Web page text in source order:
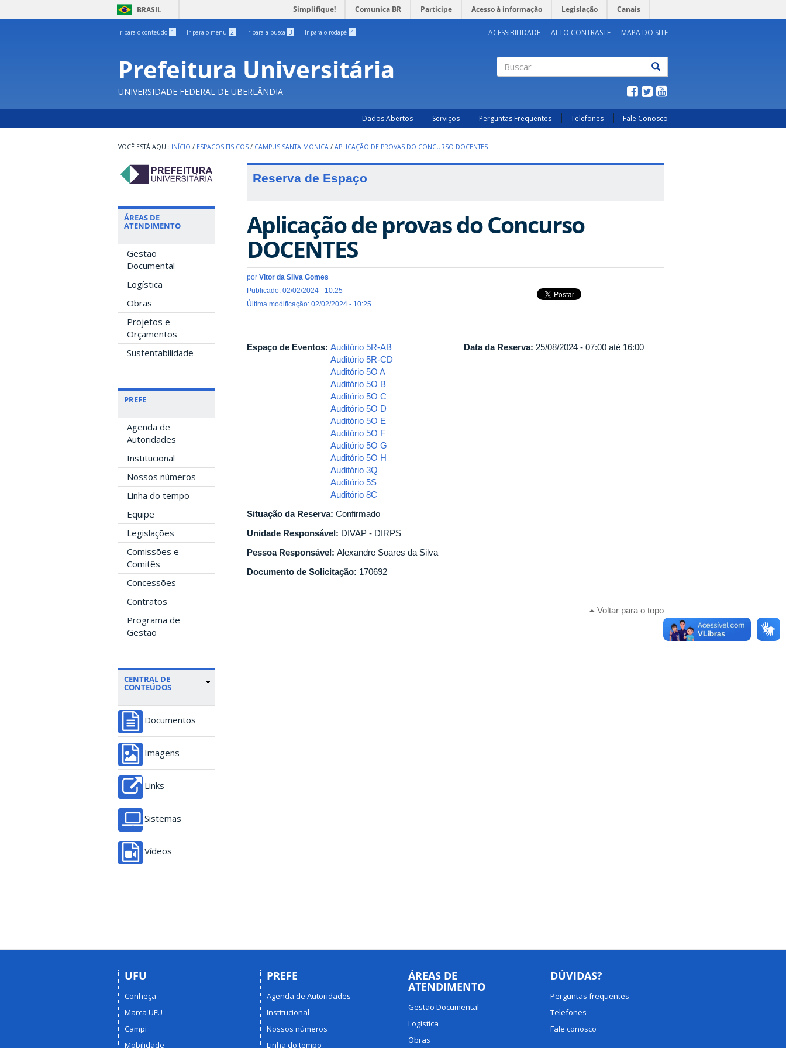
BRASIL Simplifique! Comunica BR Participe Acesso à informação Legislação Canais
Ir para o conteúdo 1 Ir para o menu 2 Ir para a busca 3 Ir para o rodapé 4 ACESSIBILIDADE ALTO CONTRASTE MAPA DO SITE
Prefeitura Universitária
UNIVERSIDADE FEDERAL DE UBERLÂNDIA
Dados Abertos Serviços Perguntas Frequentes Telefones Fale Conosco
INÍCIO / ESPACOS FISICOS / CAMPUS SANTA MONICA / APLICAÇÃO DE PROVAS DO CONCURSO DOCENTES
ÁREAS DE
ATENDIMENTO
Gestão
Documental
Logística
Obras
Projetos e
Orçamentos
Sustentabilidade
PREFE
Agenda de
Autoridades
Institucional
Nossos números
Linha do tempo
Equipe
Legislações
Comissões e
Comitês
Concessões
Contratos
Programa de
Gestão
CENTRAL DE
CONTEÚDOS
Documentos
Imagens
Links
Sistemas
Vídeos
Reserva de Espaço
Aplicação de provas do Concurso
DOCENTES
por Vitor da Silva Gomes
Publicado: 02/02/2024 - 10:25
Última modificação: 02/02/2024 - 10:25
Espaço de Eventos: Auditório 5R-AB
Auditório 5R-CD
Auditório 5O A
Auditório 5O B
Auditório 5O C
Auditório 5O D
Auditório 5O E
Auditório 5O F
Auditório 5O G
Auditório 5O H
Auditório 3Q
Auditório 5S
Auditório 8C
Situação da Reserva: Confirmado
Unidade Responsável: DIVAP - DIRPS
Pessoa Responsável: Alexandre Soares da Silva
Documento de Solicitação: 170692
Data da Reserva: 25/08/2024 -07:00 até 16:00
Voltar para o topo
UFU
Conheça
Marca UFU
Campi
Mobilidade
PREFE
Agenda de Autoridades
Institucional
Nossos números
Linha do tempo
ÁREAS DE
ATENDIMENTO
Gestão Documental
Logística
Obras
DÚVIDAS?
Perguntas frequentes
Telefones
Fale conosco